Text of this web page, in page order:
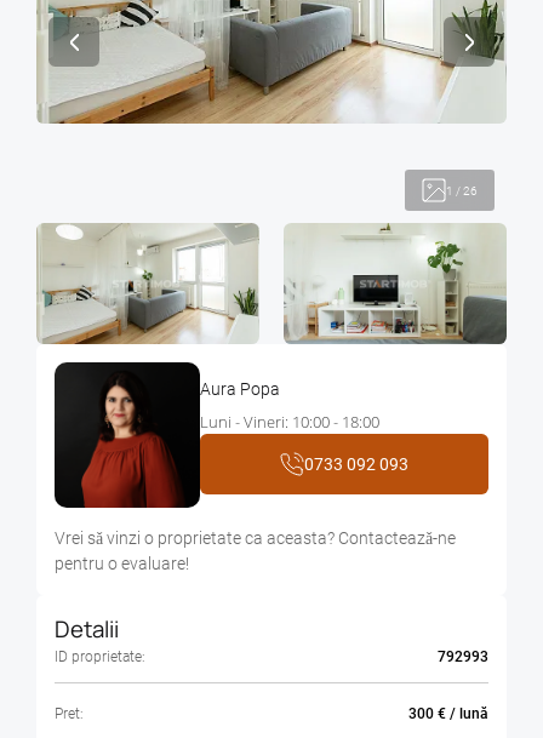
1 /26
Aura Popa
Luni - Vineri: 10:00 - 18:00
0733 092 093
Vrei sǎ vinzi o proprietate ca aceasta? Contacteazǎ-ne
pentru o evaluare!
Detalii
ID proprietate: 792993
Pret: 300 € / lună